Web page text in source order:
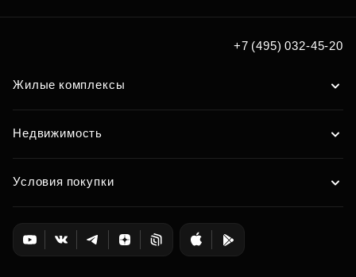
+7 (495) 032-45-20
Жилые комплексы
Недвижимость
Условия покупки